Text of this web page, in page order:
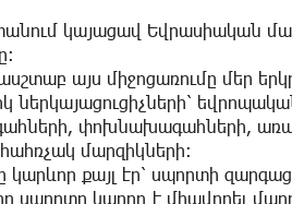
կայացավ Եվրասիական
այս միջոցառումը մեր
ներկայացուցիչների՝
փոխնախագահների,
մարզիկների։
կարևոր քայլ էր՝ սպորտի
սպորտը կարող է միավորել